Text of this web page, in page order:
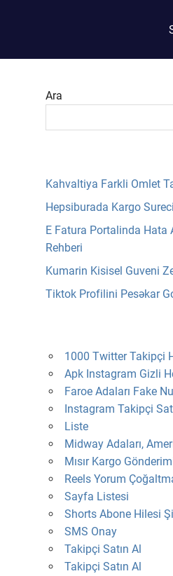
Ara
Kahvaltiya Farkli Omlet
Hepsiburada Kargo
E Fatura Portalinda Hata
Rehberi
Kumarin Kisisel Guveni
Tiktok Profilini Pesəkar
1000 Twitter Takipçi
Apk Instagram Gizli
Faroe Adaları Fake
Instagram Takipçi
Liste
Midway Adaları,
Mısır Kargo
Reels Yorum
Sayfa Listesi
Shorts Abone Hilesi
SMS Onay
Takipçi Satın Al
Takipçi Satın Al